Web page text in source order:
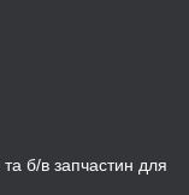
та б/в запчастин для